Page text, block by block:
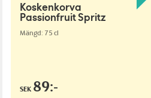
Koskenkorva
Passionfruit Spritz
Mängd: 75 cl
SEK 89:-